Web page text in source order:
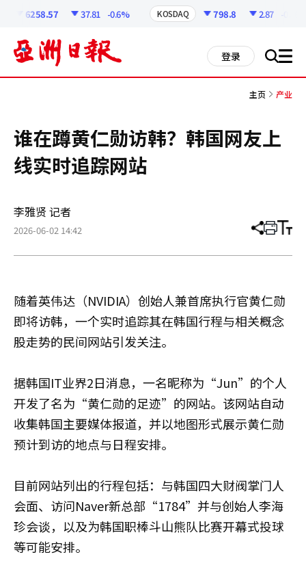
6258.57 37.81 -0.6% KOSDAQ 798.8 2.87 -0.36%
登录 搜 all
主页 产业
谁在蹲黄仁勋访韩？韩国网友上
线实时追踪网站
李雅贤 记者
2026-06-02 14:42 分
章
打 调
小
随着英伟达（NVIDIA）创始人兼首席执行官黄仁勋
即将访韩，一个实时追踪其在韩国行程与相关概念
股走势的民间网站引发关注。
据韩国IT业界2日消息，一名昵称为“Jun”的个人
开发了名为“黄仁勋的足迹”的网站。该网站自动
收集韩国主要媒体报道，并以地图形式展示黄仁勋
预计到访的地点与日程安排。
目前网站列出的行程包括：与韩国四大财阀掌门人
会面、访问Naver新总部“1784”并与创始人李海
珍会谈，以及为韩国职棒斗山熊队比赛开幕式投球
等可能安排。